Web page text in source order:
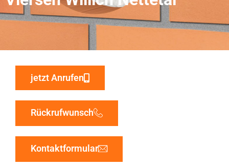
jetzt Anrufen
Rückrufwunsch
Kontaktformular